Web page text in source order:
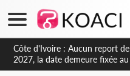
Côte d'Ivoire : Indépendance à
fête nous invite à mesurer le
notre engagement collectif en